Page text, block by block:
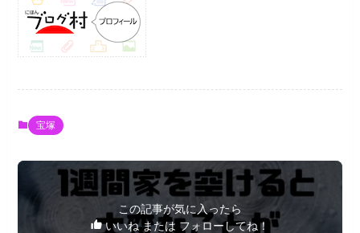
宝塚
この記事が気に入ったら
いいね または フォローしてね！